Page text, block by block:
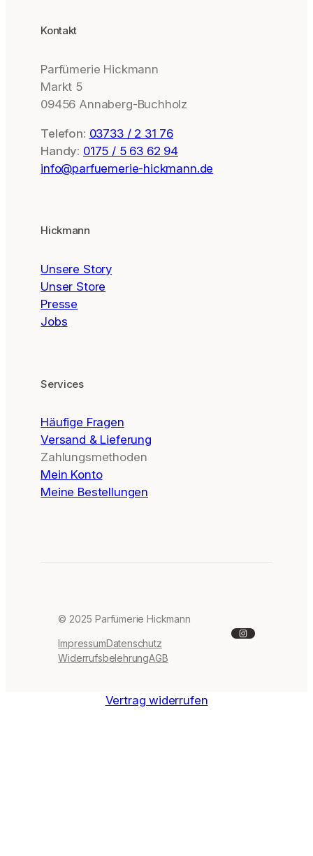
Kontakt
Parfümerie Hickmann
Markt 5
09456 Annaberg-Buchholz
Telefon: 03733 / 2 31 76
Handy: 0175 / 5 63 62 94
info@parfuemerie-hickmann.de
Hickmann
Unsere Story
Unser Store
Presse
Jobs
Services
Häufige Fragen
Versand & Lieferung
Zahlungsmethoden
Mein Konto
Meine Bestellungen
© 2025 Parfümerie Hickmann
ImpressumDatenschutz
WiderrufsbelehrungAGB
Instagram
Vertrag widerrufen